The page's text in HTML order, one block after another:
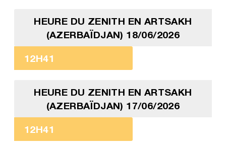
HEURE DU ZENITH EN ARTSAKH
(AZERBAÏDJAN) 18/06/2026
12H41
HEURE DU ZENITH EN ARTSAKH
(AZERBAÏDJAN) 17/06/2026
12H41